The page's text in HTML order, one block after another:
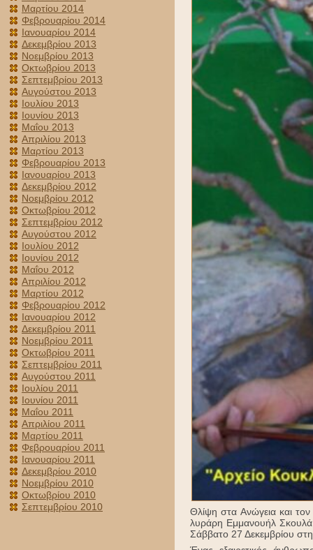
Μαρτίου 2014
Φεβρουαρίου 2014
Ιανουαρίου 2014
Δεκεμβρίου 2013
Νοεμβρίου 2013
Οκτωβρίου 2013
Σεπτεμβρίου 2013
Αυγούστου 2013
Ιουλίου 2013
Ιουνίου 2013
Μαΐου 2013
Απριλίου 2013
Μαρτίου 2013
Φεβρουαρίου 2013
Ιανουαρίου 2013
Δεκεμβρίου 2012
Νοεμβρίου 2012
Οκτωβρίου 2012
Σεπτεμβρίου 2012
Αυγούστου 2012
Ιουλίου 2012
Ιουνίου 2012
Μαΐου 2012
Απριλίου 2012
Μαρτίου 2012
Φεβρουαρίου 2012
Ιανουαρίου 2012
Δεκεμβρίου 2011
Νοεμβρίου 2011
Οκτωβρίου 2011
Σεπτεμβρίου 2011
Αυγούστου 2011
Ιουλίου 2011
Ιουνίου 2011
Μαΐου 2011
Απριλίου 2011
Μαρτίου 2011
Φεβρουαρίου 2011
Ιανουαρίου 2011
Δεκεμβρίου 2010
Νοεμβρίου 2010
Οκτωβρίου 2010
Σεπτεμβρίου 2010
Θλίψη στα Ανώγεια και
λυράρη Εμμανουήλ Σκουλά
Σάββατο 27 Δεκεμβρίου